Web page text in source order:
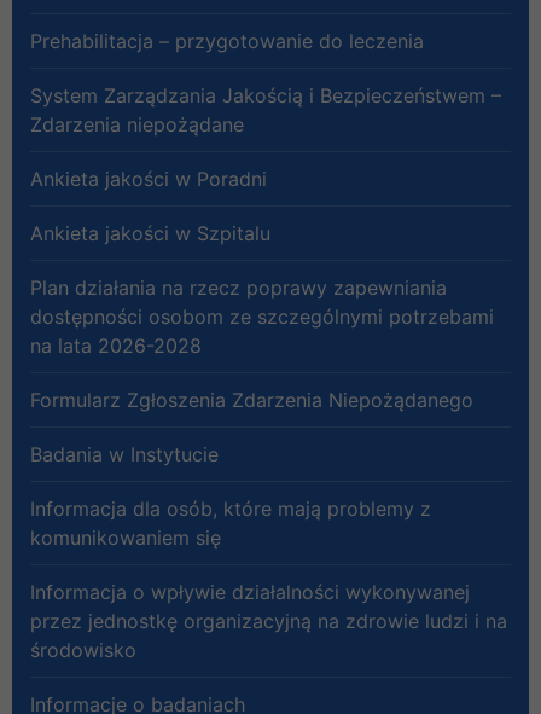
Prehabilitacja – przygotowanie do leczenia
System Zarządzania Jakością i Bezpieczeństwem –
Zdarzenia niepożądane
Ankieta jakości w Poradni
Ankieta jakości w Szpitalu
Plan działania na rzecz poprawy zapewniania
dostępności osobom ze szczególnymi potrzebami
na lata 2026-2028
Formularz Zgłoszenia Zdarzenia Niepożądanego
Badania w Instytucie
Informacja dla osób, które mają problemy z
komunikowaniem się
Informacja o wpływie działalności wykonywanej
przez jednostkę organizacyjną na zdrowie ludzi i na
środowisko
Informacje o badaniach